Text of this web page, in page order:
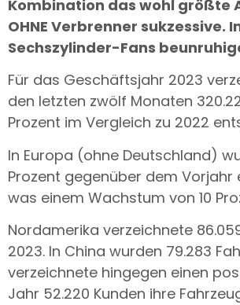
Kombination das wohl größte
OHNE Verbrenner sukzessive.
Sechszylinder-Fans
Für das Geschäftsjahr 2023
den letzten zwölf Monaten
Prozent im Vergleich zu 2022
In Europa (ohne Deutschland)
Prozent gegenüber dem Vorjahr
was einem Wachstum von 10
Nordamerika verzeichnete
2023. In China wurden 79.283
verzeichnete hingegen einen
Jahr 52.220 Kunden ihre